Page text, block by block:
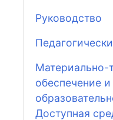
Руководство
Материально-
обеспечение
Доступная